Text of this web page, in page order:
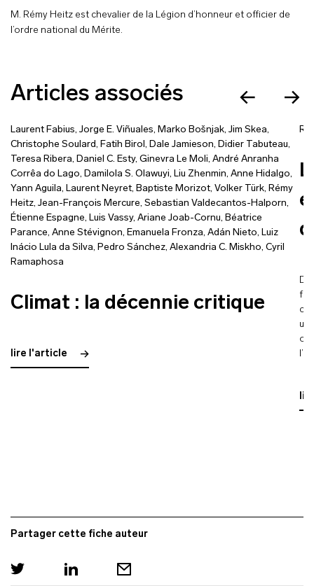
M. Rémy Heitz est chevalier de la Légion d’honneur et officier de
l’ordre national du Mérite.
Articles associés
Laurent Fabius, Jorge E. Viñuales, Marko Bošnjak, Jim Skea,
Christophe Soulard, Fatih Birol, Dale Jamieson, Didier Tabuteau,
Teresa Ribera, Daniel C. Esty, Ginevra Le Moli, André Anranha
Corrêa do Lago, Damilola S. Olawuyi, Liu Zhenmin, Anne Hidalgo,
Yann Aguila, Laurent Neyret, Baptiste Morizot, Volker Türk, Rémy
Heitz, Jean-François Mercure, Sebastian Valdecantos-Halporn,
Étienne Espagne, Luis Vassy, Ariane Joab-Cornu, Béatrice
Parance, Anne Stévignon, Emanuela Fronza, Adán Nieto, Luiz
Inácio Lula da Silva, Pedro Sánchez, Alexandria C. Miskho, Cyril
Ramaphosa
Climat : la décennie critique
lire l'article
où
Partager cette fiche auteur